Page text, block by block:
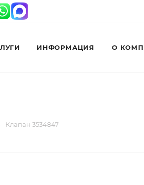
ИНФОРМАЦИЯ О
Клапан 3534847